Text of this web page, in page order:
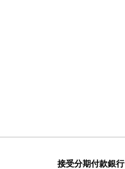
接受分期付款銀行